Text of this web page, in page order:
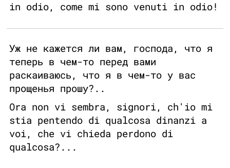
in odio, come mi sono venuti in odio!
Уж не кажется ли вам, господа, что я
теперь в чем-то перед вами
раскаиваюсь, что я в чем-то у вас
прощенья прошу?..
Ora non vi sembra, signori, ch'io mi
stia pentendo di qualcosa dinanzi a
voi, che vi chieda perdono di
qualcosa?...